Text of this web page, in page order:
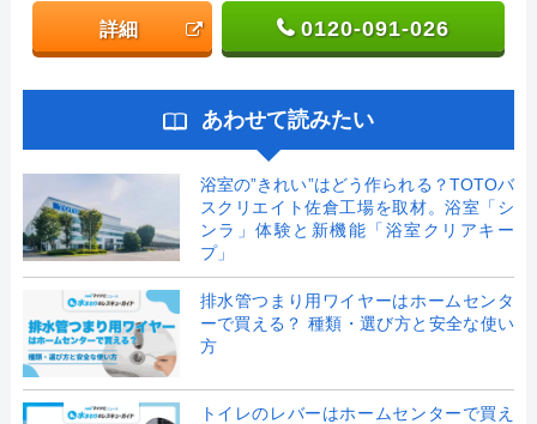
詳細 0120-091-026
あわせて読みたい
浴室の”きれい”はどう作られる？TOTOバ
スクリエイト佐倉工場を取材。浴室「シ
ンラ」体験と新機能「浴室クリアキー
プ」
排水管つまり用ワイヤーはホームセンタ
ーで買える？ 種類・選び方と安全な使い
方
トイレのレバーはホームセンターで買え